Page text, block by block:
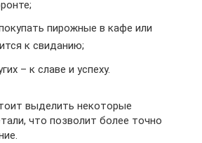
пирожные в кафе или
к свиданию;
– к славе и успеху.
выделить некоторые
что позволит более точно